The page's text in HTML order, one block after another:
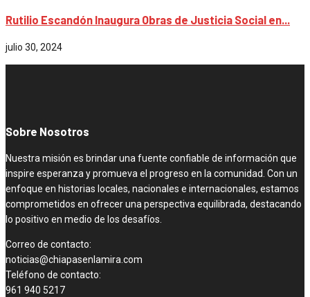
Rutilio Escandón Inaugura Obras de Justicia Social en...
julio 30, 2024
Sobre Nosotros
Nuestra misión es brindar una fuente confiable de información que
inspire esperanza y promueva el progreso en la comunidad. Con un
enfoque en historias locales, nacionales e internacionales, estamos
comprometidos en ofrecer una perspectiva equilibrada, destacando
lo positivo en medio de los desafíos.
Correo de contacto:
noticias@chiapasenlamira.com
Teléfono de contacto:
961 940 5217